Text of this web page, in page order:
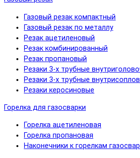
Газовый резак компактный
Газовый резак по металлу
Резак ацетиленовый
Резак комбинированный
Резак пропановый
Резаки 3-х трубные
Резаки 3-х трубные
Резаки керосиновые
Горелка для газосварки
Горелка ацетиленовая
Горелка пропановая
Наконечники к горелкам